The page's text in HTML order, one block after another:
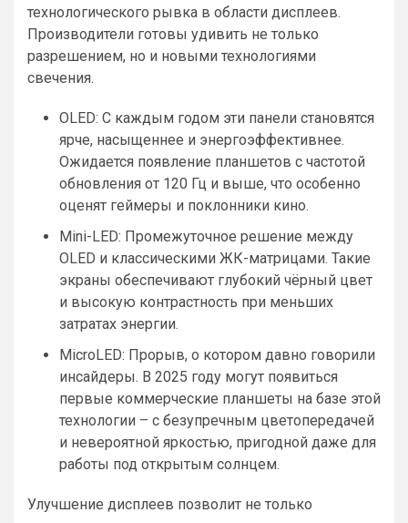
технологического рывка в области дисплеев.
Производители готовы удивить не только
разрешением, но и новыми технологиями
свечения.
OLED: С каждым годом эти панели становятся
ярче, насыщеннее и энергоэффективнее.
Ожидается появление планшетов с частотой
обновления от 120 Гц и выше, что особенно
оценят геймеры и поклонники кино.
Mini-LED: Промежуточное решение между
OLED и классическими ЖК-матрицами. Такие
экраны обеспечивают глубокий чёрный цвет
и высокую контрастность при меньших
затратах энергии.
MicroLED: Прорыв, о котором давно говорили
инсайдеры. В 2025 году могут появиться
первые коммерческие планшеты на базе этой
технологии – с безупречным цветопередачей
и невероятной яркостью, пригодной даже для
работы под открытым солнцем.
Улучшение дисплеев позволит не только